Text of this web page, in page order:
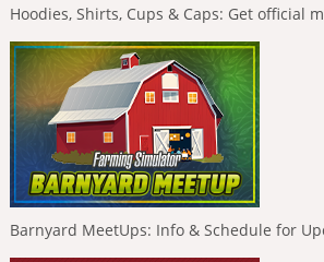
Hoodies, Shirts, Cups & Caps: Get official
Barnyard MeetUps: Info & Schedule for